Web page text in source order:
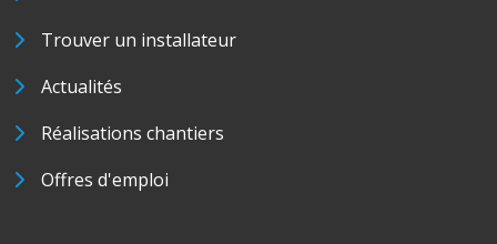
Trouver un installateur
Actualités
Réalisations chantiers
Offres d'emploi